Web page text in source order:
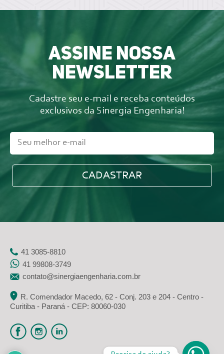
Assine nossa
newsletter
Cadastre seu e-mail e receba conteúdos
exclusivos da Sinergia Engenharia!
41 3085-8810
41 99808-3749
contato@sinergiaengenharia.com.br
R. Comendador Macedo, 62 - Conj. 203 e 204 - Centro -
Curitiba - Paraná - CEP: 80060-030